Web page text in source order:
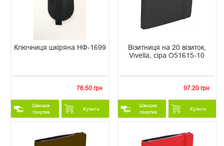
Ключниця шкіряна НФ-1699
76.50 грн
Швидка
покупка
Купити
Візитниця на 20 візиток,
Vivella, сіра O51615-10
97.20 грн
Швидка
покупка
Купити